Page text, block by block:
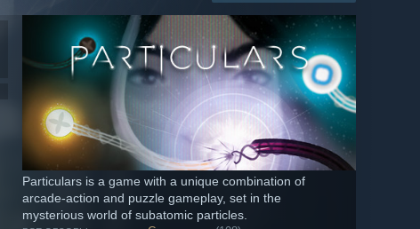
Particulars is a game with a unique combination of
arcade-action and puzzle gameplay, set in the
mysterious world of subatomic particles.